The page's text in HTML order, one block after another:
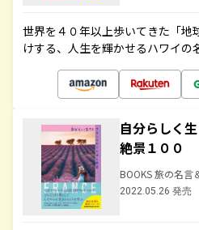
世界を４０年以上歩いてきた「地
けする、人生を輝かせるハワイの
自分らしく
絶景１００
BOOKS 旅の名言
2022.05.26 発売